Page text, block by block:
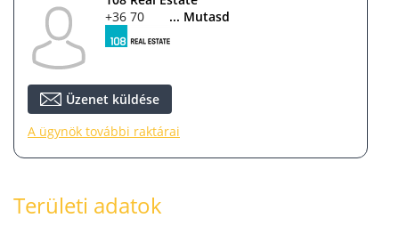
+36 70 408 4508... Mutasd
Üzenet küldése
A ügynök további raktárai
Területi adatok